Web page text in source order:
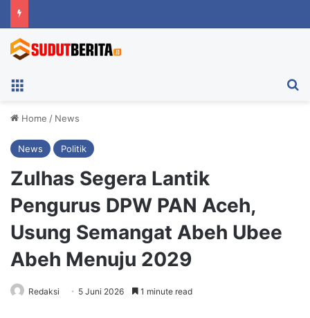
Home / News
News Politik
Zulhas Segera Lantik
Pengurus DPW PAN Aceh,
Usung Semangat Abeh Ubee
Abeh Menuju 2029
Redaksi 5 Juni 2026 1 minute read